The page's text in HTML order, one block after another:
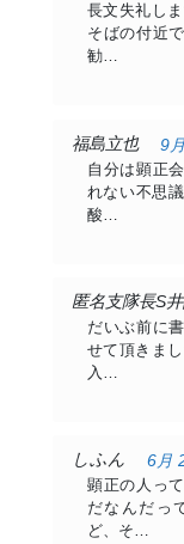
長文失礼し
そばの付近
勧…
福島立也
9
自分は顕正
れない不思
酸…
匿名支隊長S
だいぶ前に
せて頂きま
入…
しふん
6月
顕正の人っ
だなんだっ
ど、そ…